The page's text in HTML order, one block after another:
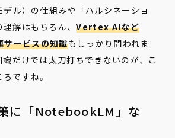
ル）の仕組みや「ハルシネーショ
理解はもちろん、Vertex AIなど
ービスの知識もしっかり問われま
だけでは太刀打ちできないのが、こ
ですね。
に「NotebookLM」な